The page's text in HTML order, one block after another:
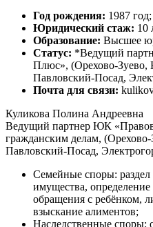
Год рождения: 1987 год;
Юридический стаж: 10
Образование: Высшее
Статус: *Ведущий
Плюс», (Орехово-Зуево,
Павловский-Посад,
Почта для связи:
Куликова Полина Андреевна
Ведущий партнер ЮК
гражданским делам,
Павловский-Посад,
Семейные споры: раздел
имущества, определение
обращения с ребёнком,
взыскание алиментов;
Наследственные споры: